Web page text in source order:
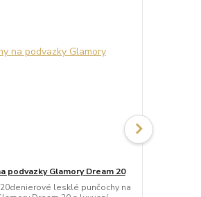
podvazky Glamory Dream 20
lesklé punčochy na